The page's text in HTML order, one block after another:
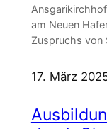
am Neuen
Zuspruchs von
17. März